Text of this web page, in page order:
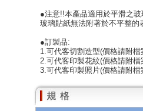
●注意!!本產品適用於平滑之
玻璃貼紙無法附著於不平整的
●訂製品:
1.可代客切割造型(價格請附檔
2.可代客印製花紋(價格請附檔
3.可代客印製照片(價格請附檔